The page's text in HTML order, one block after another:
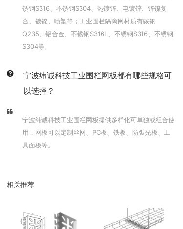
锈钢S316、不锈钢S304、热镀锌、电镀锌、锌镍复
合、镀镍、喷塑等；工业围栏隔离网材质有碳钢
Q235、铝合金、不锈钢S316L、不锈钢S316、不锈钢
S304等。
宁波纬诚科技工业围栏网板都有哪些规格可
以选择？
宁波纬诚科技工业围栏网板提供多样化可单独或组合使
用，网板可以定制丝网、PC板、铁板、防弧光板、工
具面板等。
相关推荐